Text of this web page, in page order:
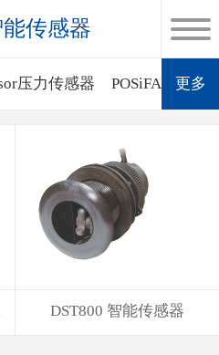
传感器
压力传感器 POSiFA质量流
更多
DST800 智能传感器